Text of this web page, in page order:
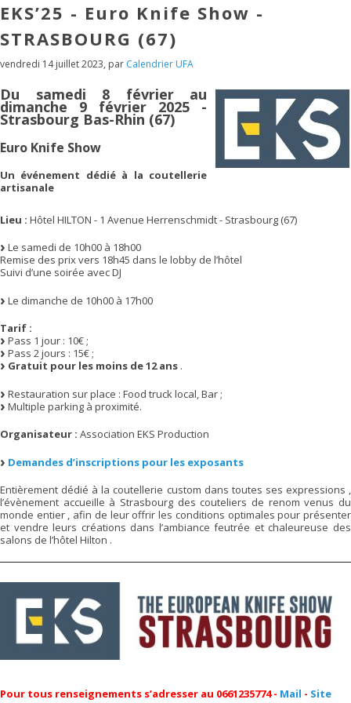
EKS’25 - Euro Knife Show -
STRASBOURG (67)
vendredi 14 juillet 2023, par Calendrier UFA
Du samedi 8 février au
dimanche 9 février 2025 -
Strasbourg Bas-Rhin (67)
Euro Knife Show
Un événement dédié à la coutellerie
artisanale
Lieu : Hôtel HILTON - 1 Avenue Herrenschmidt - Strasbourg (67)
Le samedi de 10h00 à 18h00
Remise des prix vers 18h45 dans le lobby de l’hôtel
Suivi d’une soirée avec DJ
Le dimanche de 10h00 à 17h00
Tarif :
Pass 1 jour : 10€ ;
Pass 2 jours : 15€ ;
Gratuit pour les moins de 12 ans .
Restauration sur place : Food truck local, Bar ;
Multiple parking à proximité.
Organisateur : Association EKS Production
Demandes d’inscriptions pour les exposants
Entièrement dédié à la coutellerie custom dans toutes ses expressions ,
l’évènement accueille à Strasbourg des couteliers de renom venus du
monde entier , afin de leur offrir les conditions optimales pour présenter
et vendre leurs créations dans l’ambiance feutrée et chaleureuse des
salons de l’hôtel Hilton .
Pour tous renseignements s’adresser au 0661235774 - Mail - Site